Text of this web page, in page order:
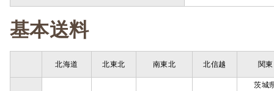
基本送料
北海道 北東北 南東北 北信越 関東
茨城